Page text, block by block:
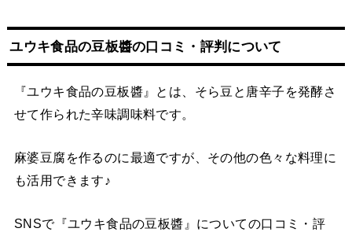
ユウキ食品の豆板醬の口コミ・評判について
『ユウキ食品の豆板醬』とは、そら豆と唐辛子を発酵さ
せて作られた辛味調味料です。
麻婆豆腐を作るのに最適ですが、その他の色々な料理に
も活用できます♪
SNSで『ユウキ食品の豆板醬』についての口コミ・評